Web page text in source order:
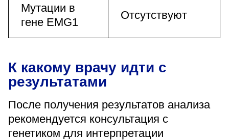
Мутации в
гене EMG1
Отсутствуют
К какому врачу идти с
результатами
После получения результатов анализа
рекомендуется консультация с
генетиком для интерпретации